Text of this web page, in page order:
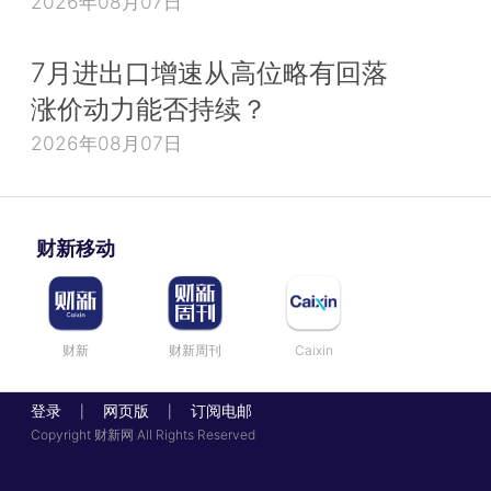
7月进出口增速从高位略有回落
涨价动力能否持续？
2026年08月07日
财新移动
财新 财新周刊 Caixin
登录 网页版 订阅电邮
Copyright 财新网 All Rights Reserved